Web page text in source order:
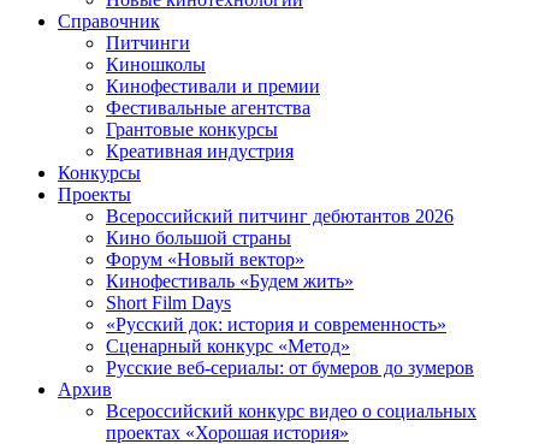
Справочник
Питчинги
Киношколы
Кинофестивали и премии
Фестивальные агентства
Грантовые конкурсы
Креативная индустрия
Конкурсы
Проекты
Всероссийский питчинг дебютантов 2026
Кино большой страны
Форум «Новый вектор»
Кинофестиваль «Будем жить»
Short Film Days
«Русский док: история и современность»
Сценарный конкурс «Метод»
Русские веб-сериалы: от бумеров до зумеров
Архив
Всероссийский конкурс видео о социальных
проектах «Хорошая история»